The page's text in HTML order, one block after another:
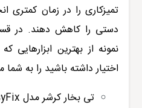
تمیزکاری را در زمان کمتری
دستی را کاهش دهند. در
نمونه از بهترین ابزارهایی
اختیار داشته باشید را به شما
تی بخار کرشر مدل